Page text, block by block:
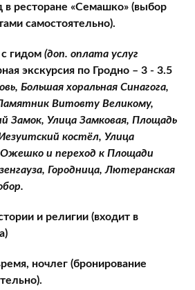
в ресторане «Семашко» (выбор
самостоятельно).
гидом (доп. оплата услуг
экскурсия по Гродно – 3 - 3.5
Большая хоральная Синагога,
Витовту Великому,
Замок, Улица Замковая, Площадь
костёл, Улица
и переход к Площади
Городница, Лютеранская
и религии (входит в
ночлег (бронирование